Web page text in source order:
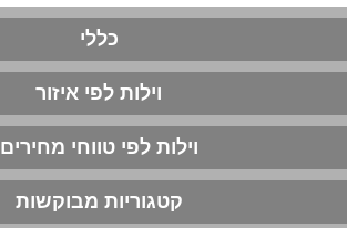
כללי
וילות לפי איזור
וילות לפי טווחי מחירים
קטגוריות מבוקשות